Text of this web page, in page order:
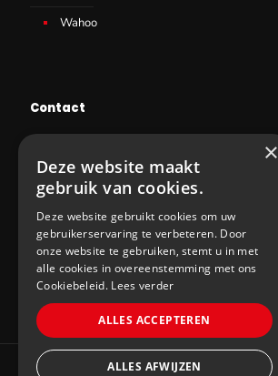
Wahoo
Contact
info@sws-cycling.com
BE 0831403727
×
Deze website maakt
gebruik van cookies.
Deze website gebruikt cookies om uw
gebruikerservaring te verbeteren. Door
onze website te gebruiken, stemt u in met
alle cookies in overeenstemming met ons
Cookiebeleid. Lees verder
ALLES ACCEPTEREN
ALLES AFWIJZEN